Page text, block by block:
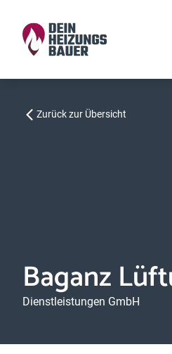
Zurück zur Übersicht
Baganz
Dienstleistungen GmbH